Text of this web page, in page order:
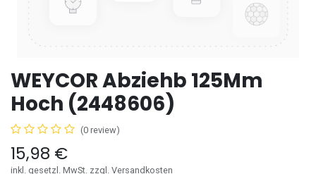
WEYCOR Abziehb 125Mm
Hoch (2448606)
(0 review)
15,98 €
inkl. gesetzl. MwSt. zzgl. Versandkosten